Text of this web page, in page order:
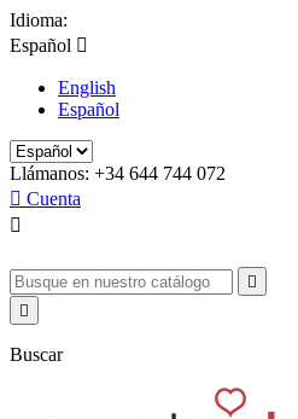
Idioma:
Español 
English
Español
Llámanos: +34 644 744 072
 Cuenta



Buscar